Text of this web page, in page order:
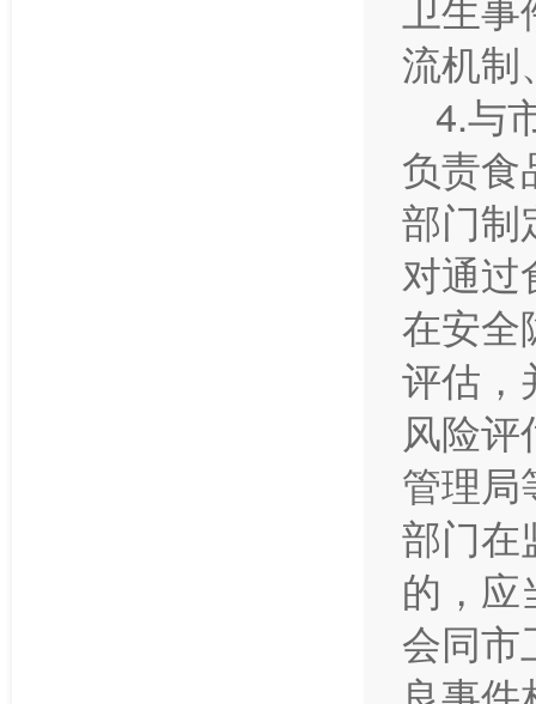
流机制
4.与
负责食
部门制
对通过
在安全
评估，
风险
管理局
部门在
的，应
会同市